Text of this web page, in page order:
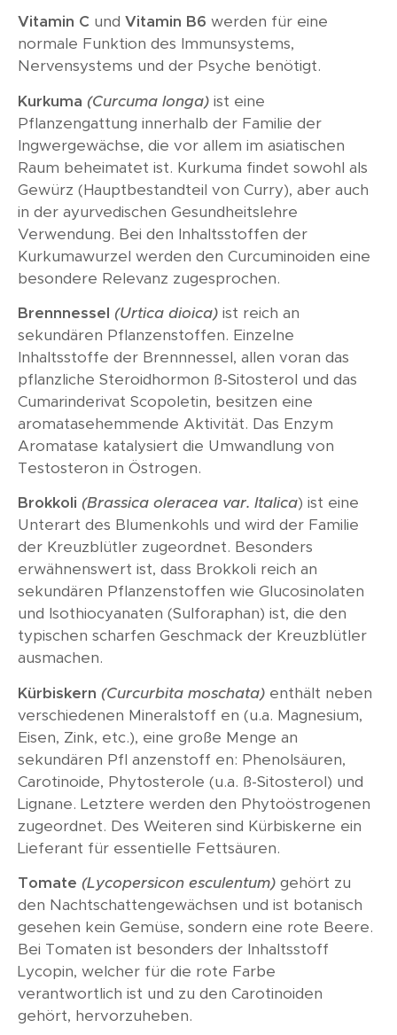
Vitamin C und Vitamin B6 werden für eine
normale Funktion des Immunsystems,
Nervensystems und der Psyche benötigt.
Kurkuma (Curcuma longa) ist eine
Pflanzengattung innerhalb der Familie der
Ingwergewächse, die vor allem im asiatischen
Raum beheimatet ist. Kurkuma findet sowohl als
Gewürz (Hauptbestandteil von Curry), aber auch
in der ayurvedischen Gesundheitslehre
Verwendung. Bei den Inhaltsstoffen der
Kurkumawurzel werden den Curcuminoiden eine
besondere Relevanz zugesprochen.
Brennnessel (Urtica dioica) ist reich an
sekundären Pflanzenstoffen. Einzelne
Inhaltsstoffe der Brennnessel, allen voran das
pflanzliche Steroidhormon ß-Sitosterol und das
Cumarinderivat Scopoletin, besitzen eine
aromatasehemmende Aktivität. Das Enzym
Aromatase katalysiert die Umwandlung von
Testosteron in Östrogen.
Brokkoli (Brassica oleracea var. Italica) ist eine
Unterart des Blumenkohls und wird der Familie
der Kreuzblütler zugeordnet. Besonders
erwähnenswert ist, dass Brokkoli reich an
sekundären Pflanzenstoffen wie Glucosinolaten
und Isothiocyanaten (Sulforaphan) ist, die den
typischen scharfen Geschmack der Kreuzblütler
ausmachen.
Kürbiskern (Curcurbita moschata) enthält neben
verschiedenen Mineralstoff en (u.a. Magnesium,
Eisen, Zink, etc.), eine große Menge an
sekundären Pfl anzenstoff en: Phenolsäuren,
Carotinoide, Phytosterole (u.a. ß-Sitosterol) und
Lignane. Letztere werden den Phytoöstrogenen
zugeordnet. Des Weiteren sind Kürbiskerne ein
Lieferant für essentielle Fettsäuren.
Tomate (Lycopersicon esculentum) gehört zu
den Nachtschattengewächsen und ist botanisch
gesehen kein Gemüse, sondern eine rote Beere.
Bei Tomaten ist besonders der Inhaltsstoff
Lycopin, welcher für die rote Farbe
verantwortlich ist und zu den Carotinoiden
gehört, hervorzuheben.